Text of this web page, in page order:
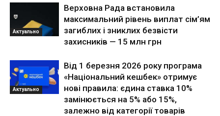
Актуально
Верховна Рада встановила
максимальний рівень виплат сім’ям
загиблих і зниклих безвісти
захисників — 15 млн грн
Актуально
Від 1 березня 2026 року програма
«Національний кешбек» отримує
нові правила: єдина ставка 10%
замінюється на 5% або 15%,
залежно від категорії товарів